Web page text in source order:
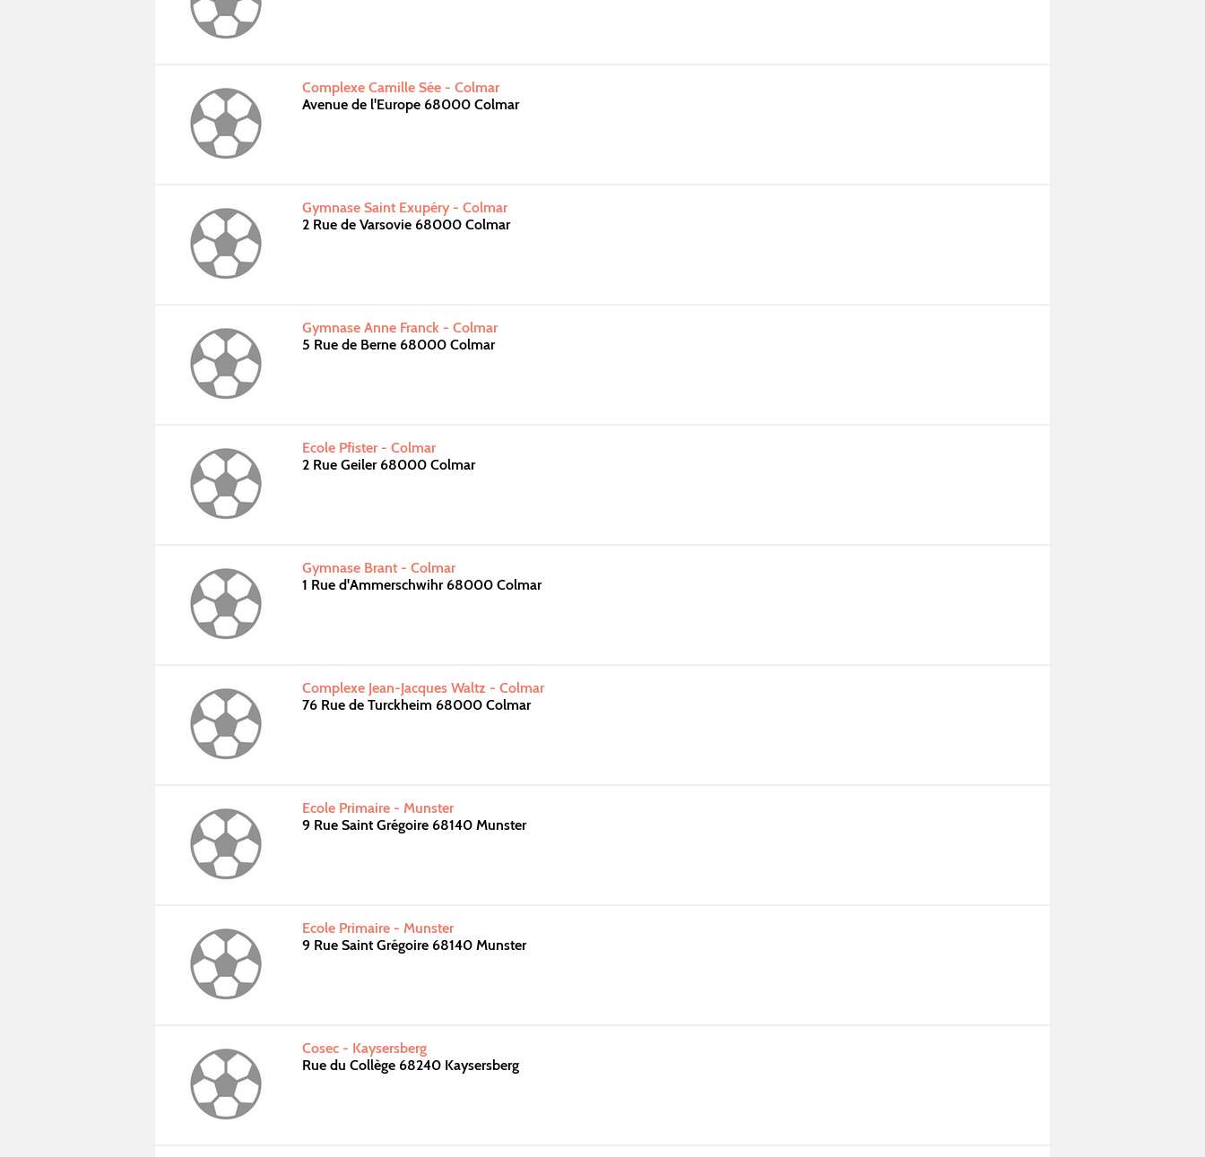
Complexe Camille Sée - Colmar
Avenue de l'Europe 68000 Colmar
Gymnase Saint Exupéry - Colmar
2 Rue de Varsovie 68000 Colmar
Gymnase Anne Franck - Colmar
5 Rue de Berne 68000 Colmar
Ecole Pfister - Colmar
2 Rue Geiler 68000 Colmar
Gymnase Brant - Colmar
1 Rue d'Ammerschwihr 68000 Colmar
Complexe Jean-Jacques Waltz - Colmar
76 Rue de Turckheim 68000 Colmar
Ecole Primaire - Munster
9 Rue Saint Grégoire 68140 Munster
Ecole Primaire - Munster
9 Rue Saint Grégoire 68140 Munster
Cosec - Kaysersberg
Rue du Collège 68240 Kaysersberg